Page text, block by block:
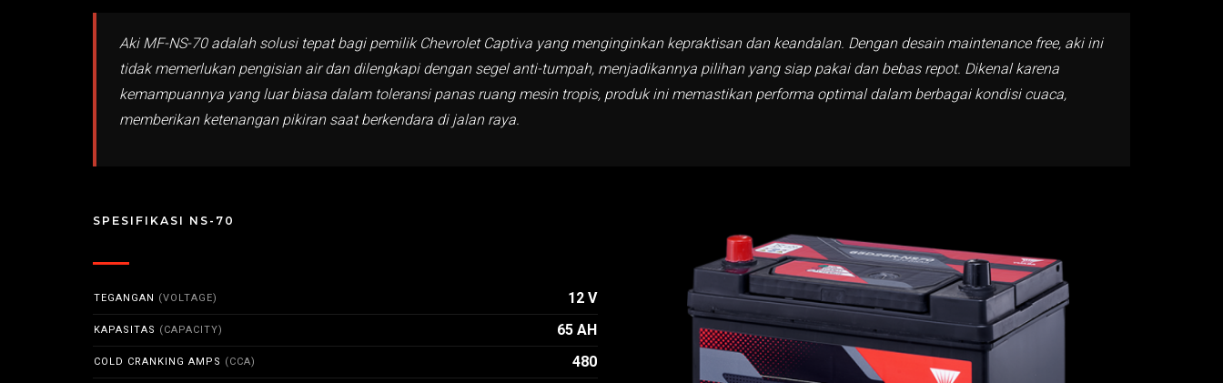
Aki MF-NS-70 adalah solusi tepat bagi pemilik Chevrolet Captiva yang menginginkan kepraktisan dan keandalan. Dengan desain maintenance free, aki ini
tidak memerlukan pengisian air dan dilengkapi dengan segel anti-tumpah, menjadikannya pilihan yang siap pakai dan bebas repot. Dikenal karena
kemampuannya yang luar biasa dalam toleransi panas ruang mesin tropis, produk ini memastikan performa optimal dalam berbagai kondisi cuaca,
memberikan ketenangan pikiran saat berkendara di jalan raya.
SPESIFIKASI NS-70
TEGANGAN (VOLTAGE) 12 V
KAPASITAS (CAPACITY) 65 AH
COLD CRANKING AMPS (CCA) 480